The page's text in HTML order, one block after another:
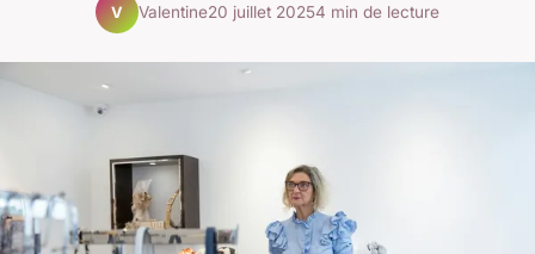
V Valentine20 juillet 20254 min de lecture